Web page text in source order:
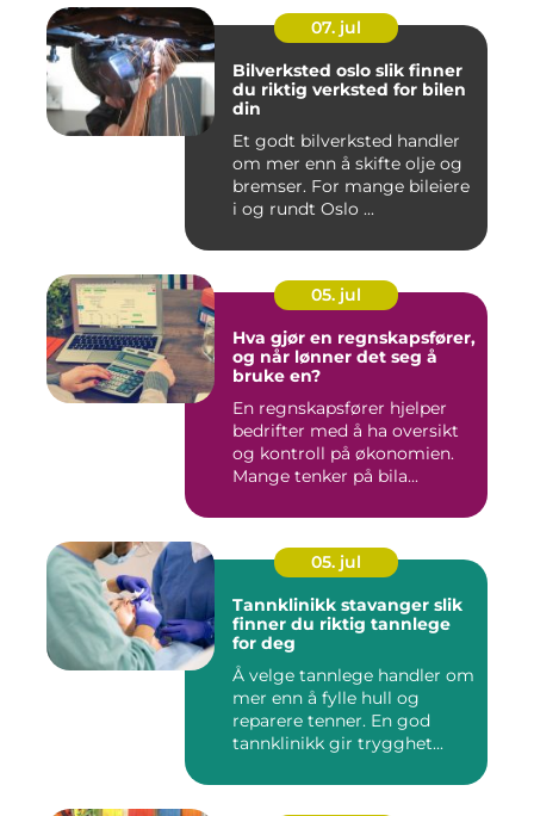
07. jul
Bilverksted oslo slik finner
du riktig verksted for bilen
din
Et godt bilverksted handler
om mer enn å skifte olje og
bremser. For mange bileiere
i og rundt Oslo ...
05. jul
Hva gjør en regnskapsfører,
og når lønner det seg å
bruke en?
En regnskapsfører hjelper
bedrifter med å ha oversikt
og kontroll på økonomien.
Mange tenker på bila...
05. jul
Tannklinikk stavanger slik
finner du riktig tannlege
for deg
Å velge tannlege handler om
mer enn å fylle hull og
reparere tenner. En god
tannklinikk gir trygghet...